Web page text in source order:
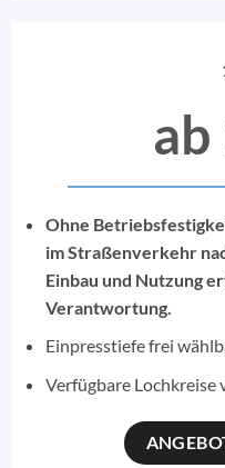
Ohne
im Straßenverkehr
Einbau und Nutzung
Verantwortung.
Einpresstiefe frei
Verfügbare Lochkreise